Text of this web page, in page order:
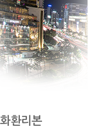
화환리본